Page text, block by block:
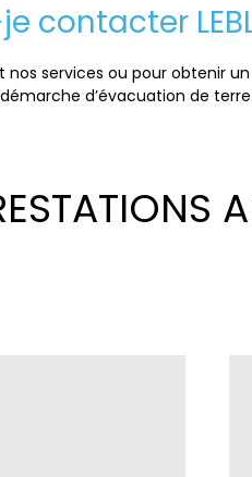
contacter
services ou pour obtenir
d’évacuation de terre.